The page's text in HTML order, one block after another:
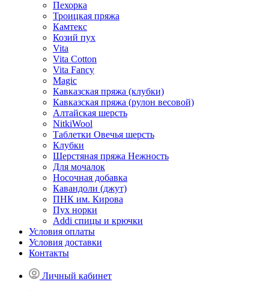
Пехорка
Троицкая пряжа
Камтекс
Козий пух
Vita
Vita Cotton
Vita Fancy
Magic
Кавказская пряжа (клубки)
Кавказская пряжа (рулон весовой)
Алтайская шерсть
NitkiWool
Таблетки Овечья шерсть
Клубки
Шерстяная пряжа Нежность
Для мочалок
Носочная добавка
Кавандоли (джут)
ПНК им. Кирова
Пух норки
Addi спицы и крючки
Условия оплаты
Условия доставки
Контакты
Личный кабинет